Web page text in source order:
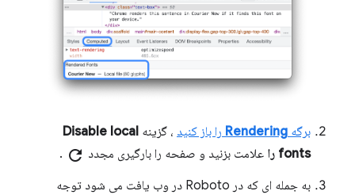
برگه Rendering را باز کنید ، گزینه Disable local
fonts را
علامت بزنید و صفحه را بارگیری مجدد refresh
.
به جمله ای که در Roboto در وب یافت می شود توجه